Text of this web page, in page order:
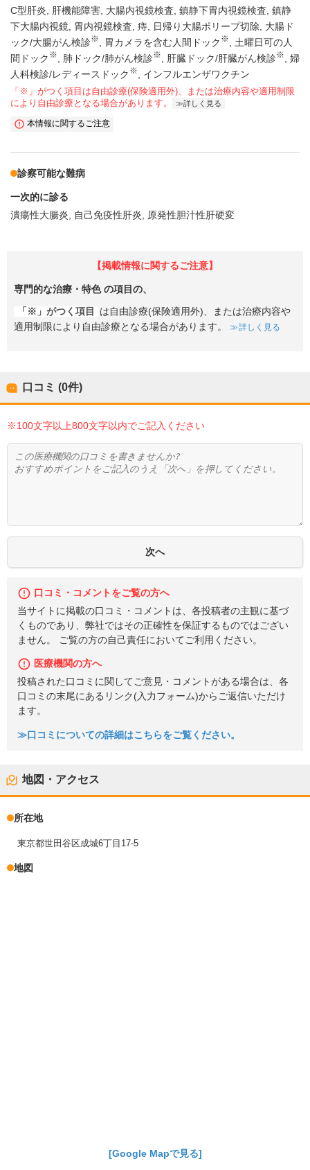
C型肝炎 肝機能障害 大腸内視鏡検査 鎮静下胃内視鏡検査 鎮静
下大腸内視鏡
胃内視鏡検査 痔 日帰り大腸ポリープ切除
大腸ド
ック/大腸がん検診※ 胃カメラを含む人間ドック ※
土曜日可の人
間ドック ※ 肺ドック/肺がん検診※ 肝臓ドック/肝臓がん検診※
婦
人科検診/レディースドック ※ インフルエンザワクチン
「※」がつく項目は自由診療(保険適用外)、または治療内容や適用制限
により自由診療となる場合があります。
詳しく見る
本情報に関するご注意
診察可能な難病
一次的に診る
潰瘍性大腸炎
自己免疫性肝炎 原発性胆汁性肝硬変
【掲載情報に関するご注意】
専門的な治療・特色の項目の、
「※」がつく項目
は自由診療(保険適用外)、または治療内容や
適用制限により自由診療となる場合があります。
詳しく見る
口コミ (0件)
※100文字以上800文字以内でご記入ください
口コミ・コメントをご覧の方へ
当サイトに掲載の口コミ・コメントは、各投稿者の主観に基づ
くものであり、弊社ではその正確性を保証するものではござい
ません。 ご覧の方の自己責任においてご利用ください。
医療機関の方へ
投稿された口コミに関してご意見・コメントがある場合は、各
口コミの末尾にあるリンク(入力フォーム)からご返信いただけ
ます。
≫口コミについての詳細はこちらをご覧ください。
地図・アクセス
所在地
東京都世田谷区成城6丁目17-5
地図
[Google Mapで見る]